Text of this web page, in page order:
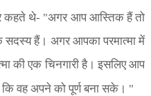
कहते थे- "अगर आप आस्तिक हैं तो
हैं। अगर आपका परमात्मा में
की एक चिनगारी है। इसलिए आप
कि वह अपने को पूर्ण बना सके। "